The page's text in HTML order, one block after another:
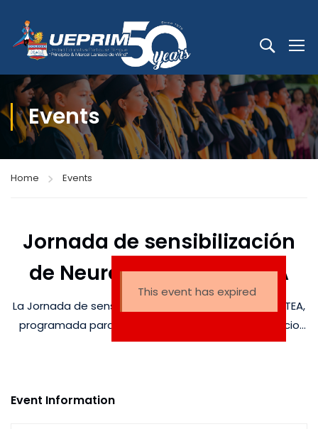
Events
Home Events
Jornada de sensibilización
de Neurodiversidad – TEA
La Jornada de sensibilización de Neurodiversidad – TEA,
programada para el 2 de abril, constituye un espacio
de formación y reflexión orientado a fortalecer la
This event has expired
Event Information